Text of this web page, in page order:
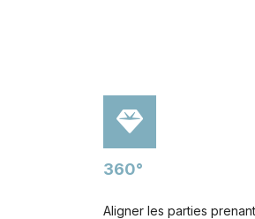
360°
Aligner les parties